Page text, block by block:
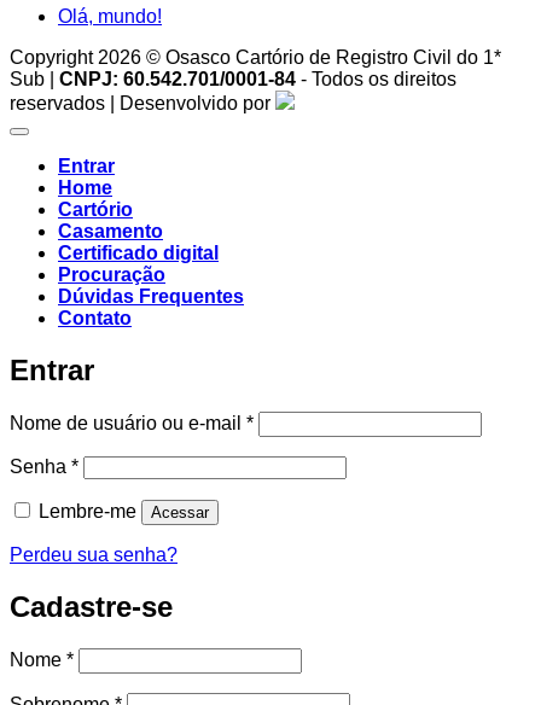
Olá, mundo!
Copyright 2026 © Osasco Cartório de Registro Civil do 1*
Sub | CNPJ: 60.542.701/0001-84 - Todos os direitos
reservados | Desenvolvido por
Entrar
Home
Cartório
Casamento
Certificado digital
Procuração
Dúvidas Frequentes
Contato
Entrar
Nome de usuário ou e-mail *Obrigatório
Senha *Obrigatório
Lembre-me Acessar
Perdeu sua senha?
Cadastre-se
Nome *